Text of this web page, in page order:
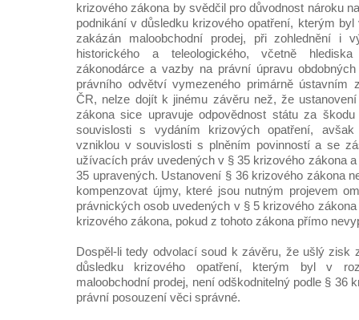
krizového zákona by svědčil pro důvodnost nároku
podnikání v důsledku krizového opatření, kterým
zakázán maloobchodní prodej, při zohlednění i
historického a teleologického, včetně
zákonodárce a vazby na právní úpravu
právního odvětví vymezeného primárně ústavním
ČR, nelze dojít k jinému závěru než, že
zákona sice upravuje odpovědnost státu za
souvislosti s vydáním krizových opatření,
vzniklou v souvislosti s plněním povinností a se
užívacích práv uvedených v § 35 krizového zákona
35 upravených. Ustanovení § 36 krizového zákona
kompenzovat újmy, které jsou nutným projevem
právnických osob uvedených v § 5 krizového
krizového zákona, pokud z tohoto zákona přímo
Dospěl-li tedy odvolací soud k závěru, že ušlý zisk
důsledku krizového opatření, kterým byl v
maloobchodní prodej, není odškodnitelný podle § 36
právní posouzení věci správné.